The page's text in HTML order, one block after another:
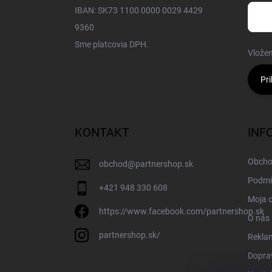
IBAN: SK73 1100 0000 0029 4429
9360
Sme platcovia DPH.
KONTAKT
obchod@partnershop.sk
+421 948 330 608
https://www.facebook.com/partnershop.sk
partnershop.sk/
Moja
O nás